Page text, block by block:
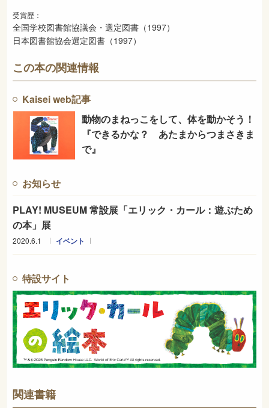
受賞歴：
全国学校図書館協議会・選定図書（1997）
日本図書館協会選定図書（1997）
この本の関連情報
Kaisei web記事
動物のまねっこをして、体を動かそう！
『できるかな？ あたまからつまさきま
で』
お知らせ
PLAY! MUSEUM 常設展「エリック・カール：遊ぶため
の本」展
2020.6.1 イベント
特設サイト
関連書籍